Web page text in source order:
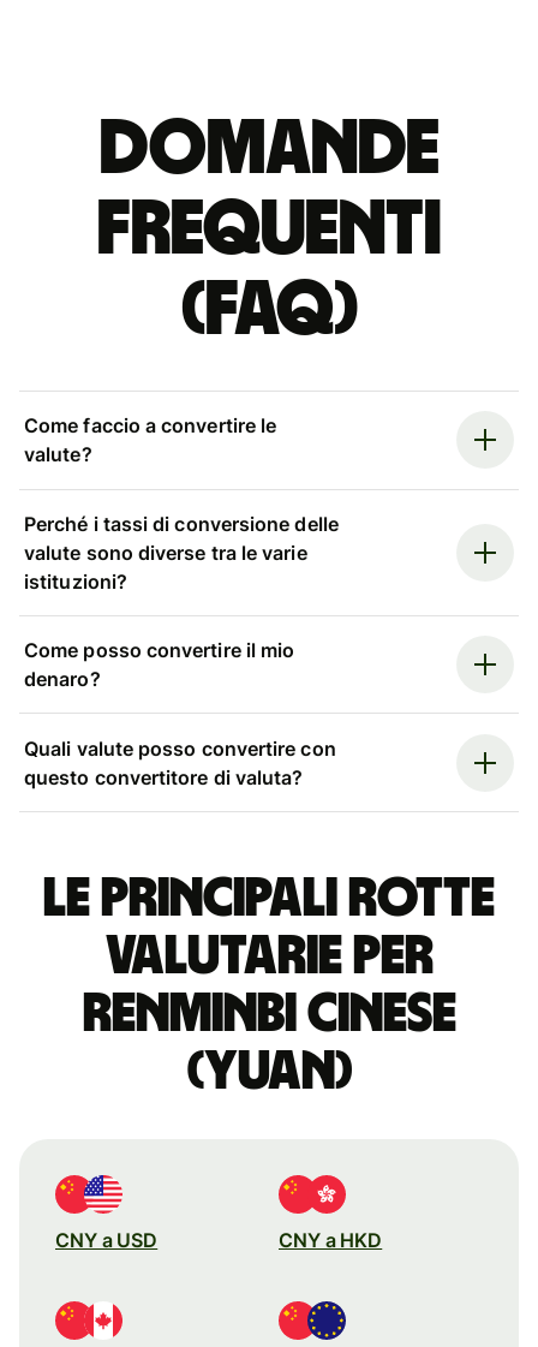
Domande
Frequenti
(FAQ)
Come faccio a convertire le
valute?
Perché i tassi di conversione delle
valute sono diverse tra le varie
istituzioni?
Come posso convertire il mio
denaro?
Quali valute posso convertire con
questo convertitore di valuta?
Le principali rotte
valutarie per
renminbi cinese
(yuan)
CNY a USD CNY a HKD